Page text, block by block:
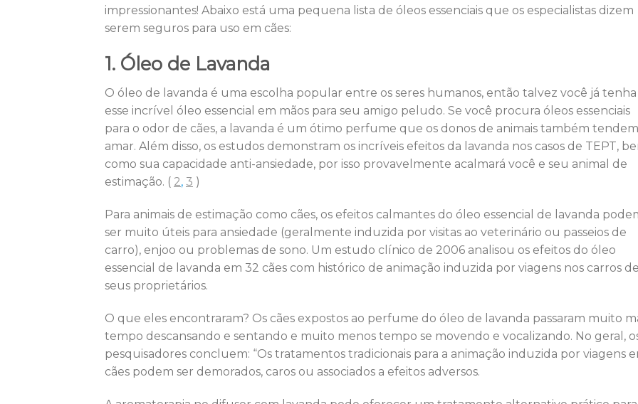
impressionantes! Abaixo está uma pequena lista de óleos essenciais que os especialistas dizem
serem seguros para uso em cães:
1. Óleo de Lavanda
O óleo de lavanda é uma escolha popular entre os seres humanos, então talvez você já tenha
esse incrível óleo essencial em mãos para seu amigo peludo. Se você procura óleos essenciais
para o odor de cães, a lavanda é um ótimo perfume que os donos de animais também
amar. Além disso, os estudos demonstram os incríveis efeitos da lavanda nos casos de TEPT,
como sua capacidade anti-ansiedade, por isso provavelmente acalmará você e seu animal de
estimação. ( 2, 3 )
Para animais de estimação como cães, os efeitos calmantes do óleo essencial de lavanda
ser muito úteis para ansiedade (geralmente induzida por visitas ao veterinário ou passeios de
carro), enjoo ou problemas de sono. Um estudo clínico de 2006 analisou os efeitos do óleo
essencial de lavanda em 32 cães com histórico de animação induzida por viagens nos carros
seus proprietários.
O que eles encontraram? Os cães expostos ao perfume do óleo de lavanda passaram muito
tempo descansando e sentando e muito menos tempo se movendo e vocalizando. No geral,
pesquisadores concluem: “Os tratamentos tradicionais para a animação induzida por viagens
cães podem ser demorados, caros ou associados a efeitos adversos.